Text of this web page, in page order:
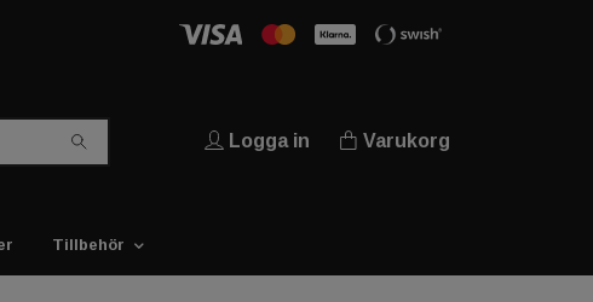
Logga in Varukorg
Tillbehör